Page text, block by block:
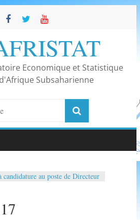
Economique et Statistique
d'Afrique Subsaharienne
candidature au poste de Directeur
du Comité de direction